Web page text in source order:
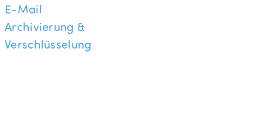
E-Mail
Archivierung &
Verschlüsselung